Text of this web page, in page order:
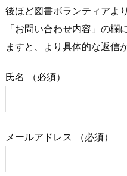
後ほど図書ボランティアよ
「お問い合わせ内容」の
ますと、より具体的な返信
氏名 （必須）
メールアドレス （必須）